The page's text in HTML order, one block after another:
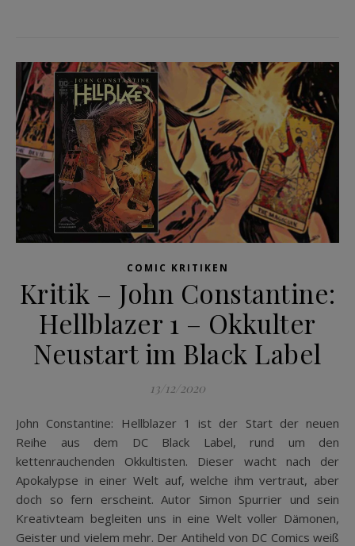
COMIC KRITIKEN
Kritik – John Constantine:
Hellblazer 1 – Okkulter
Neustart im Black Label
13/12/2020
John Constantine: Hellblazer 1 ist der Start der neuen
Reihe aus dem DC Black Label, rund um den
kettenrauchenden Okkultisten. Dieser wacht nach der
Apokalypse in einer Welt auf, welche ihm vertraut, aber
doch so fern erscheint. Autor Simon Spurrier und sein
Kreativteam begleiten uns in eine Welt voller Dämonen,
Geister und vielem mehr. Der Antiheld von DC Comics weiß